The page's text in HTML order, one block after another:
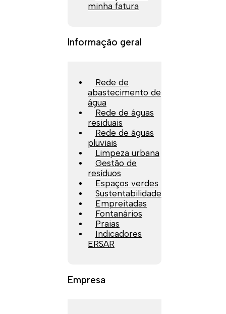
minha fatura
Informação geral
Rede de
abastecimento de
água
Rede de águas
residuais
Rede de águas
pluviais
Limpeza urbana
Gestão de
resíduos
Espaços verdes
Sustentabilidade
Empreitadas
Fontanários
Praias
Indicadores
ERSAR
Empresa